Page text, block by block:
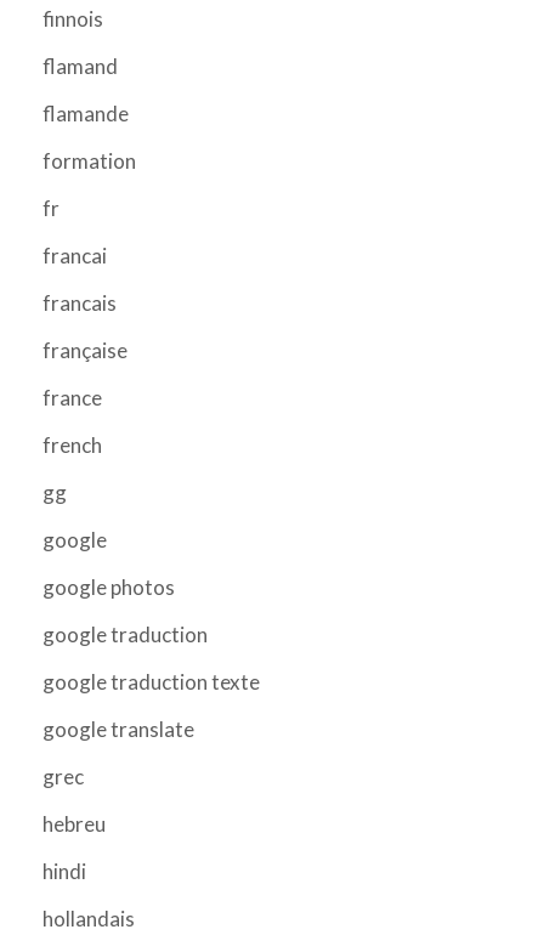
finnois
flamand
flamande
formation
fr
francai
francais
française
france
french
gg
google
google photos
google traduction
google traduction texte
google translate
grec
hebreu
hindi
hollandais